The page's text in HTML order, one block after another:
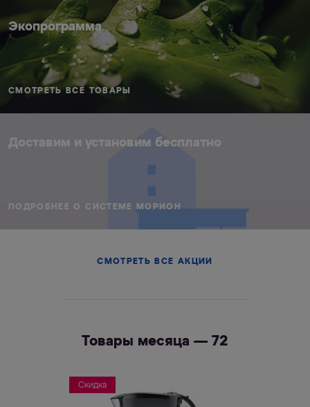
Доставим и установим бесплатно
ПОДРОБНЕЕ О СИСТЕМЕ МОРИОН
Экопрограмма
СМОТРЕТЬ ВСЕ ТОВАРЫ
СМОТРЕТЬ ВСЕ АКЦИИ
Товары месяца — 72
Скидка